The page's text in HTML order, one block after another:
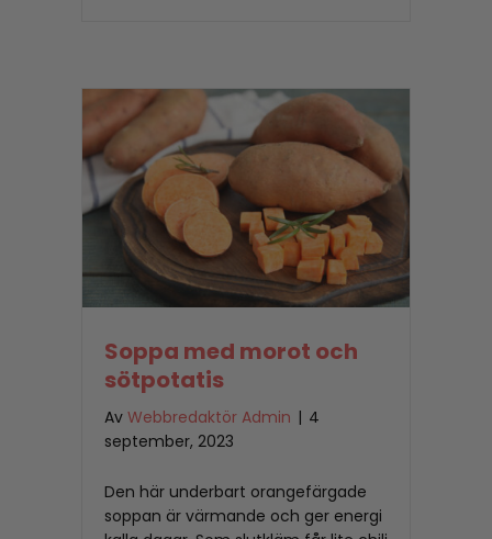
Soppa med morot och
sötpotatis
Av Webbredaktör Admin | 4
september, 2023
Den här underbart orangefärgade
soppan är värmande och ger energi